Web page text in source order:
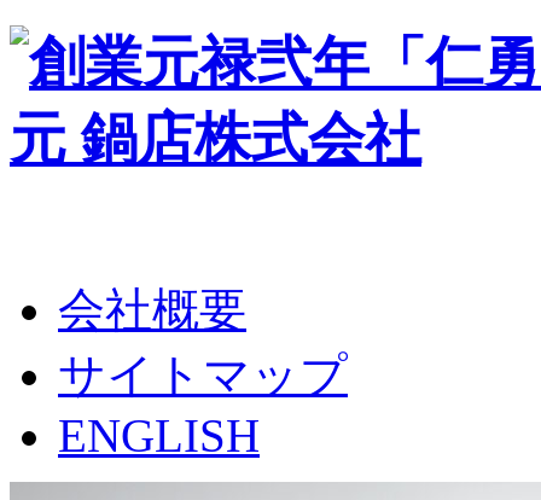
会社概要
サイトマップ
ENGLISH